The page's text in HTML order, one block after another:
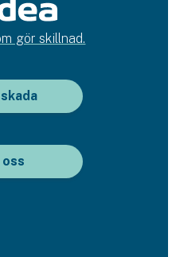
gör skillnad.
oss